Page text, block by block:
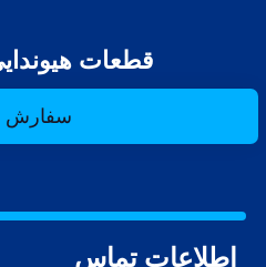
قطعات
سفارش
اطلاعات تماس